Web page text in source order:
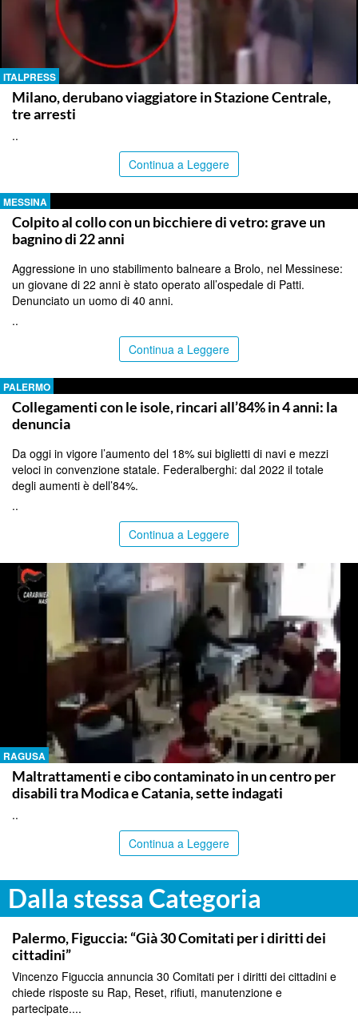
ITALPRESS
Milano, derubano viaggiatore in Stazione Centrale,
tre arresti
..
Continua a Leggere
MESSINA
Colpito al collo con un bicchiere di vetro: grave un
bagnino di 22 anni
Aggressione in uno stabilimento balneare a Brolo, nel Messinese:
un giovane di 22 anni è stato operato all’ospedale di Patti.
Denunciato un uomo di 40 anni.
..
Continua a Leggere
PALERMO
Collegamenti con le isole, rincari all’84% in 4 anni: la
denuncia
Da oggi in vigore l’aumento del 18% sui biglietti di navi e mezzi
veloci in convenzione statale. Federalberghi: dal 2022 il totale
degli aumenti è dell’84%.
..
Continua a Leggere
RAGUSA
Maltrattamenti e cibo contaminato in un centro per
disabili tra Modica e Catania, sette indagati
..
Continua a Leggere
Dalla stessa Categoria
PALERMO
Palermo, Figuccia: “Già 30 Comitati per i diritti dei
cittadini”
Vincenzo Figuccia annuncia 30 Comitati per i diritti dei cittadini e
chiede risposte su Rap, Reset, rifiuti, manutenzione e
partecipate....